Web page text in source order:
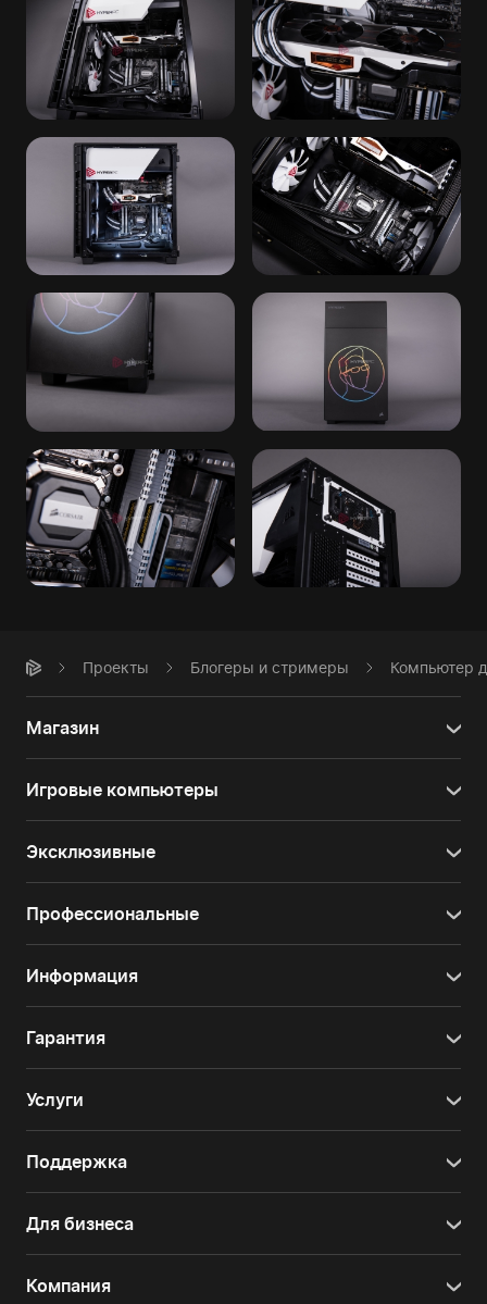
Проекты Блогеры и стримеры Компьютер
Магазин
Игровые компьютеры
Эксклюзивные
Профессиональные
Информация
Гарантия
Услуги
Поддержка
Для бизнеса
Компания